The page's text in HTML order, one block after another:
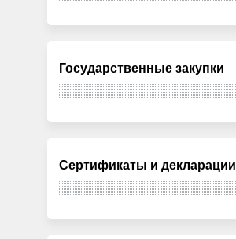
Государственные закупки
Сертификаты и декларации